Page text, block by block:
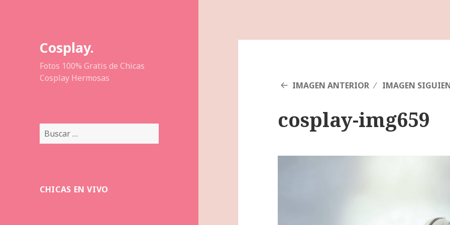
Cosplay.
Fotos 100% Gratis de Chicas
Cosplay Hermosas
Buscar:
CHICAS EN VIVO
IMAGEN ANTERIOR IMAGEN
cosplay-img659